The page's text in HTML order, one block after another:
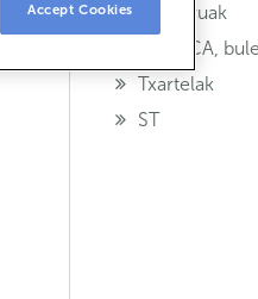
Aseguruak
ABANCA,
Txartelak
ST
Accept Cookies